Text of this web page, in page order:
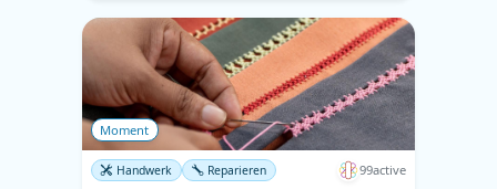
Moment
Handwerk Reparieren 99active